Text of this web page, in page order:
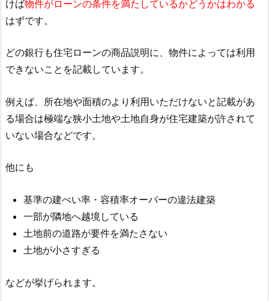
けば物件がローンの条件を満たしているかどうかはわかる
はずです。
どの銀行も住宅ローンの商品説明に、物件によっては利用
できないことを記載しています。
例えば、所在地や面積のより利用いただけないと記載があ
る場合は極端な狭小土地や土地自身が住宅建築が許されて
いない場合などです。
他にも
基準の建ぺい率・容積率オーバーの違法建築
一部が隣地へ越境している
土地前の道路が要件を満たさない
土地が小さすぎる
などが挙げられます。